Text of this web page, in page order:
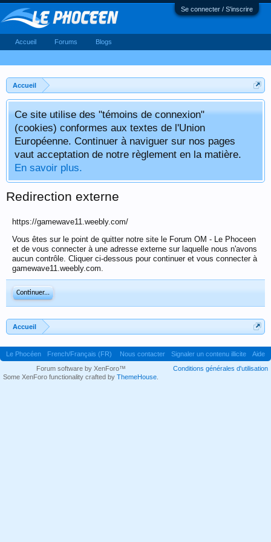
Se connecter / S'inscrire
Accueil
Ce site utilise des "témoins de connexion"
(cookies) conformes aux textes de l'Union
Européenne. Continuer à naviguer sur nos pages
vaut acceptation de notre règlement en la matière.
En savoir plus.
Redirection externe
https://gamewave11.weebly.com/
Vous êtes sur le point de quitter notre site le Forum OM - Le Phoceen
et de vous connecter à une adresse externe sur laquelle nous n'avons
aucun contrôle. Cliquer ci-dessous pour continuer et vous connecter à
gamewave11.weebly.com.
Continuer...
Accueil
Accueil Forums Blogs
Le Phocéen French/Français (FR) Nous contacter Signaler un contenu illicite
Aide
Conditions générales d'utilisation
Forum software by XenForo™
Some XenForo functionality crafted by ThemeHouse